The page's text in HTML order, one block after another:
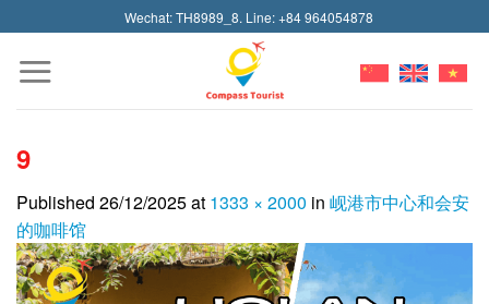
to
content
Wechat: TH8989_8. Line: +84 964054878
9
Published 26/12/2025at 1333 × 2000 in 岘港市中心和会安
的咖啡馆